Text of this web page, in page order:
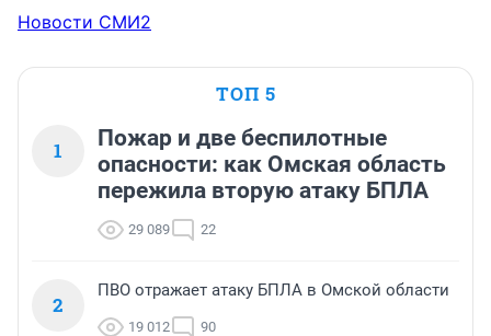
Новости СМИ2
ТОП 5
1
Пожар и две беспилотные
опасности: как Омская область
пережила вторую атаку БПЛА
29 089 22
2
ПВО отражает атаку БПЛА в Омской области
19 012 90